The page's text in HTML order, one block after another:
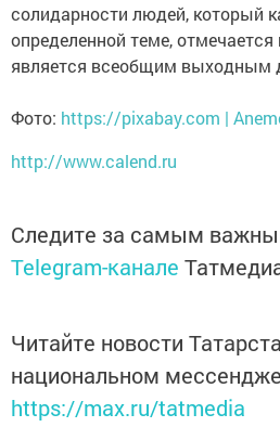
солидарности людей, который
определенной теме,
является всеобщим выходным
Фото: https://pixabay.com |
http://www.calend.ru
Следите за самым
Telegram-канале
Читайте новости
национальном
https://max.ru/tatmedia